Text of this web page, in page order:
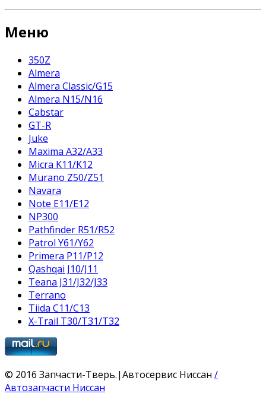
Меню
350Z
Almera
Almera Classic/G15
Almera N15/N16
Cabstar
GT-R
Juke
Maxima A32/A33
Micra K11/K12
Murano Z50/Z51
Navara
Note E11/E12
NP300
Pathfinder R51/R52
Patrol Y61/Y62
Primera P11/P12
Qashqai J10/J11
Teana J31/J32/J33
Terrano
Tiida C11/C13
X-Trail T30/T31/T32
© 2016 Запчасти-Тверь.|Автосервис Ниссан /
Автозапчасти Ниссан